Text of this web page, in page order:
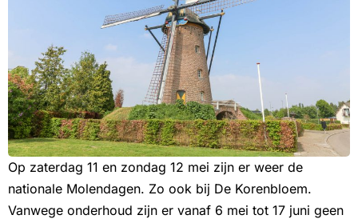
Op zaterdag 11 en zondag 12 mei zijn er weer de
nationale Molendagen. Zo ook bij De Korenbloem.
Vanwege onderhoud zijn er vanaf 6 mei tot 17 juni geen